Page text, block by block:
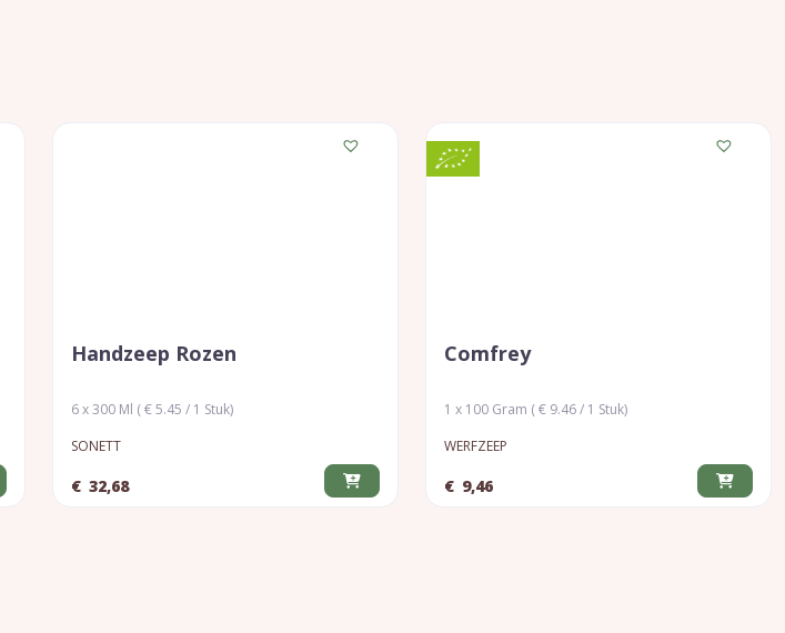
Handzeep Rozen
6 x 300 Ml ( € 5.45 / 1 Stuk)
SONETT
€ 32,68
Comfrey
1 x 100 Gram ( € 9.46 / 1 Stuk)
WERFZEEP
€ 9,46